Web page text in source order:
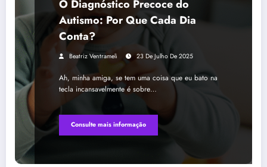
O Diagnóstico Precoce do
Autismo: Por Que Cada Dia
Conta?
Beatriz Ventrameli 23 De Julho De 2025
Ah, minha amiga, se tem uma coisa que eu bato na
tecla incansavelmente é sobre…
Consulte mais informação